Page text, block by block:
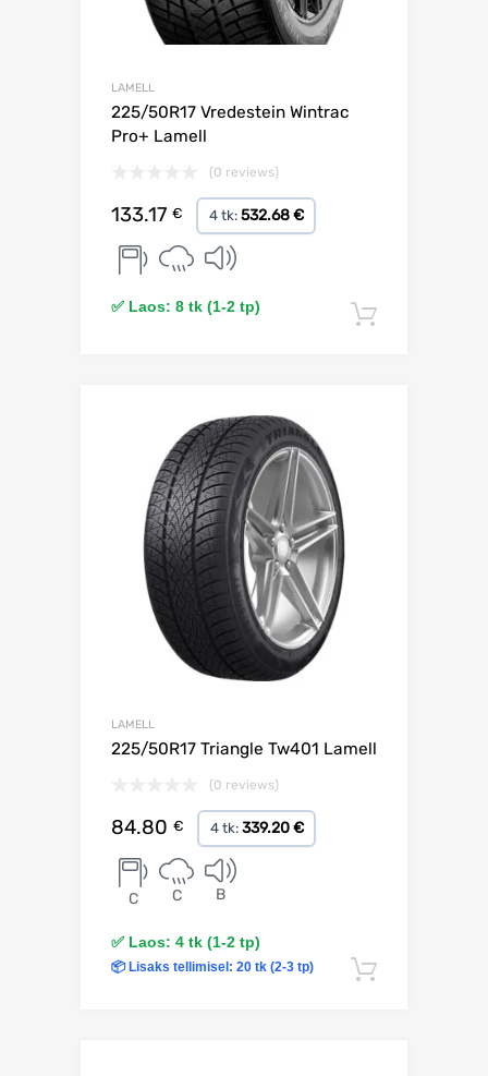
LAMELL
225/50R17 Vredestein Wintrac
Pro+ Lamell
(0 reviews)
133.17 € 4 tk: 532.68 €
✅ Laos: 8 tk (1-2 tp)
LAMELL
225/50R17 Triangle Tw401 Lamell
(0 reviews)
84.80 € 4 tk: 339.20 €
C C B
✅ Laos: 4 tk (1-2 tp)
📦 Lisaks tellimisel: 20 tk (2-3 tp)